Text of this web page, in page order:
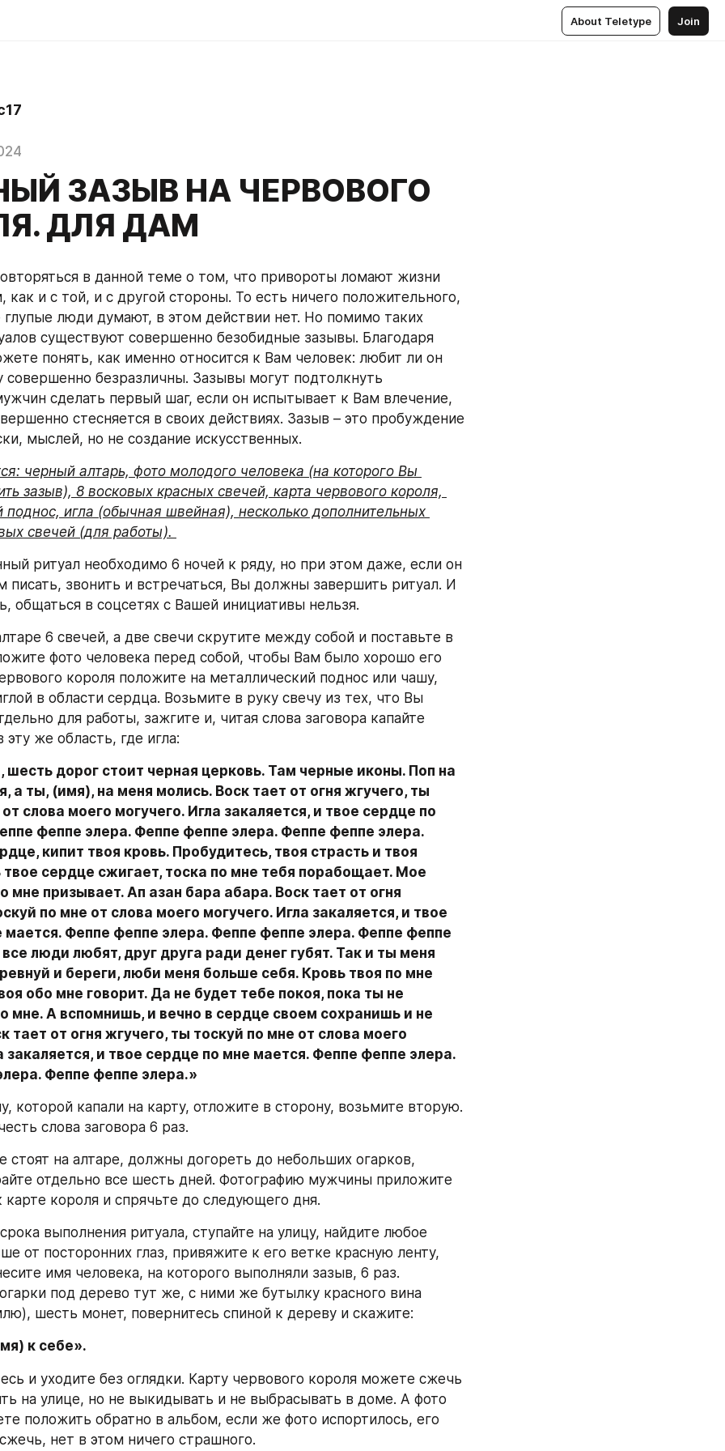
About Teletype Join
ЗАЗЫВ НА ЧЕРВОВОГО
ДЛЯ ДАМ
в данной теме о том, что привороты ломают жизни
и с той, и с другой стороны. То есть ничего положительного,
глупые люди думают, в этом действии нет. Но помимо таких
существуют совершенно безобидные зазывы. Благодаря
понять, как именно относится к Вам человек: любит ли он
совершенно безразличны. Зазывы могут подтолкнуть
сделать первый шаг, если он испытывает к Вам влечение,
стесняется в своих действиях. Зазыв – это пробуждение
мыслей, но не создание искусственных.
черный алтарь, фото молодого человека (на которого Вы
зазыв), 8 восковых красных свечей, карта червового короля,
поднос, игла (обычная швейная), несколько дополнительных
свечей (для работы).
ритуал необходимо 6 ночей к ряду, но при этом даже, если он
писать, звонить и встречаться, Вы должны завершить ритуал. И
общаться в соцсетях с Вашей инициативы нельзя.
6 свечей, а две свечи скрутите между собой и поставьте в
фото человека перед собой, чтобы Вам было хорошо его
короля положите на металлический поднос или чашу,
в области сердца. Возьмите в руку свечу из тех, что Вы
для работы, зажгите и, читая слова заговора капайте
же область, где игла:
шесть дорог стоит черная церковь. Там черные иконы. Поп на
а ты, (имя), на меня молись. Воск тает от огня жгучего, ты
слова моего могучего. Игла закаляется, и твое сердце по
феппе элера. Феппе феппе элера. Феппе феппе элера.
кипит твоя кровь. Пробудитесь, твоя страсть и твоя
твое сердце сжигает, тоска по мне тебя порабощает. Мое
мне призывает. Ап азан бара абара. Воск тает от огня
по мне от слова моего могучего. Игла закаляется, и твое
мается. Феппе феппе элера. Феппе феппе элера. Феппе феппе
люди любят, друг друга ради денег губят. Так и ты меня
и береги, люби меня больше себя. Кровь твоя по мне
обо мне говорит. Да не будет тебе покоя, пока ты не
мне. А вспомнишь, и вечно в сердце своем сохранишь и не
тает от огня жгучего, ты тоскуй по мне от слова моего
закаляется, и твое сердце по мне мается. Феппе феппе элера.
Феппе феппе элера.»
которой капали на карту, отложите в сторону, возьмите вторую.
слова заговора 6 раз.
стоят на алтаре, должны догореть до небольших огарков,
отдельно все шесть дней. Фотографию мужчины приложите
короля и спрячьте до следующего дня.
выполнения ритуала, ступайте на улицу, найдите любое
от посторонних глаз, привяжите к его ветке красную ленту,
имя человека, на которого выполняли зазыв, 6 раз.
под дерево тут же, с ними же бутылку красного вина
шесть монет, повернитесь спиной к дереву и скажите:
к себе».
и уходите без оглядки. Карту червового короля можете сжечь
на улице, но не выкидывать и не выбрасывать в доме. А фото
положить обратно в альбом, если же фото испортилось, его
нет в этом ничего страшного.